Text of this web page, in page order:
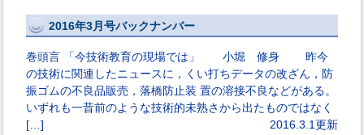
2016年3月号バックナンバー
巻頭言 「今技術教育の現場では」 小堀 修身 昨今
の技術に関連したニュースに，くい打ちデータの改ざん，防
振ゴムの不良品販売，落橋防止装 置の溶接不良などがある。
いずれも一昔前のような技術的未熟さから出たものではなく
[…]
2016.3.1更新